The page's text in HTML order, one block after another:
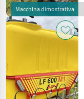
Macchina dimostrativa